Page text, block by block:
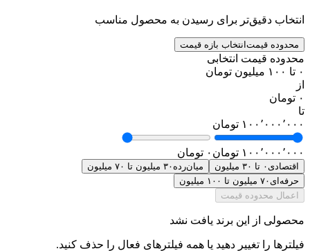
انتخاب دقیق‌تر برای رسیدن به محصول مناسب
محدوده قیمتانتخاب بازه قیمت
محدوده قیمت انتخابی
۰ تا ۱۰۰ میلیون تومان
از
۰ تومان
تا
۱۰۰٬۰۰۰٬۰۰۰ تومان
۱۰۰٬۰۰۰٬۰۰۰ تومان ۰ تومان
اقتصادی ۰ تا ۳۰ میلیون میان‌رده ۳۰ میلیون تا ۷۰ میلیون
حرفه‌ای ۷۰ میلیون تا ۱۰۰ میلیون
اعمال محدوده قیمت
محصولی از این برند یافت نشد
فیلترها را تغییر دهید یا همه فیلترهای فعال را حذف کنید.